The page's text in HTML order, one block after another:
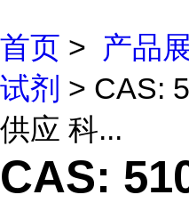
首页 > 产品
试剂 > CAS:
供应 科...
CAS: